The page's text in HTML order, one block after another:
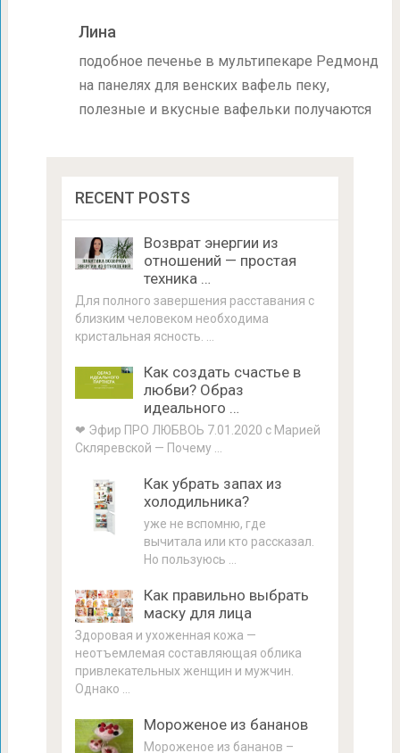
Лина
подобное печенье в мультипекаре Редмонд
на панелях для венских вафель пеку,
полезные и вкусные вафельки получаются
RECENT POSTS
Возврат энергии из
отношений — простая
техника …
Для полного завершения расставания с
близким человеком необходима
кристальная ясность. …
Как создать счастье в
любви? Образ
идеального …
❤ Эфир ПРО ЛЮБВОЬ 7.01.2020 с Марией
Скляревской — Почему …
Как убрать запах из
холодильника?
уже не вспомню, где
вычитала или кто рассказал.
Но пользуюсь …
Как правильно выбрать
маску для лица
Здоровая и ухоженная кожа —
неотъемлемая составляющая облика
привлекательных женщин и мужчин.
Однако …
Мороженое из бананов
Мороженое из бананов –